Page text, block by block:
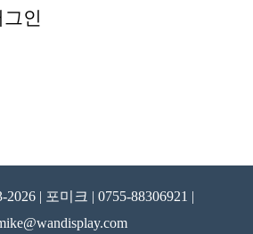
인
| 포미크 | 0755-88306921 |